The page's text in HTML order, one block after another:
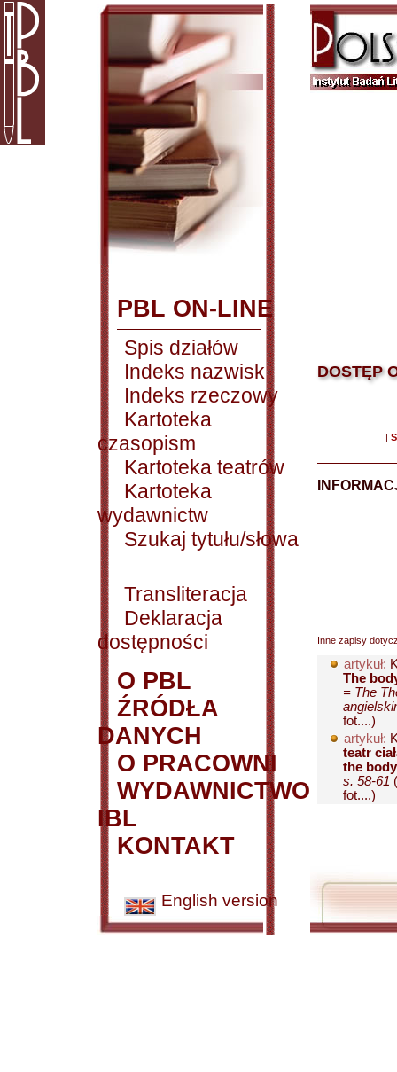
PBL ON-LINE
Spis działów
Indeks nazwisk
Indeks rzeczowy
Kartoteka
czasopism
Kartoteka teatrów
Kartoteka
wydawnictw
Szukaj tytułu/słowa
Transliteracja
Deklaracja
dostępności
O PBL
ŹRÓDŁA
DANYCH
O PRACOWNI
WYDAWNICTWO
IBL
KONTAKT
English version
DOSTĘP
|
Inne zapisy
artykuł:
The
= The
fot....)
artykuł:
teatr
the
s. 58-61
fot....)